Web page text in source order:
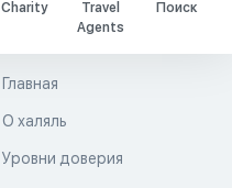
Charity
Travel
Agents
Поиск
Главная
О халяль
Уровни доверия